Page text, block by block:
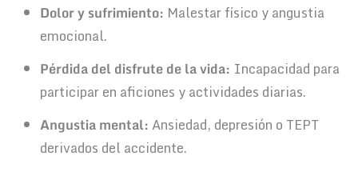
Dolor y sufrimiento: Malestar físico y angustia
emocional.
Pérdida del disfrute de la vida: Incapacidad para
participar en aficiones y actividades diarias.
Angustia mental: Ansiedad, depresión o TEPT
derivados del accidente.